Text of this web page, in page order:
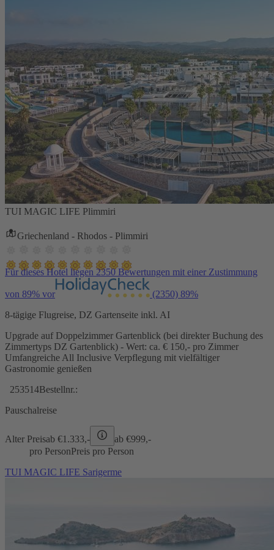
TUI MAGIC LIFE Plimmiri
Griechenland - Rhodos - Plimmiri
Für dieses Hotel liegen 2350 Bewertungen mit einer Zustimmung
von 89% vor (2350) 89%
8-tägige Flugreise, DZ Gartenseite inkl. AI
Upgrade auf Doppelzimmer Gartenblick (bei direkter Buchung des
Zimmertyps DZ Gartenblick) - Wert: ca. € 150,- pro Zimmer
Umfangreiche All Inclusive Verpflegung mit vielfältiger
Gastronomie genießen
253514Bestellnr.:
Pauschalreise
Alter Preisab €1.333,- ab €999,-
pro PersonPreis pro Person
TUI MAGIC LIFE Sarigerme